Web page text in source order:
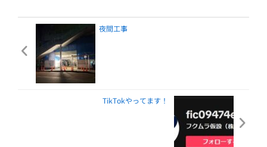
夜間工事
TikTokやってます！